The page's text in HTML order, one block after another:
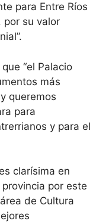
para Entre Ríos
por su valor
“el Palacio
más
queremos
para
y para el
clarísima en
por este
de Cultura